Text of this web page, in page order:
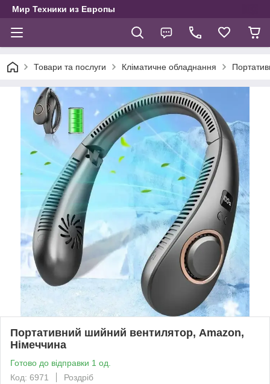
Мир Техники из Европы
Товари та послуги Кліматичне обладнання
Портативний шийний вентилятор, Amazon,
Німеччина
Готово до відправки 1 од.
Код: 6971
Роздріб